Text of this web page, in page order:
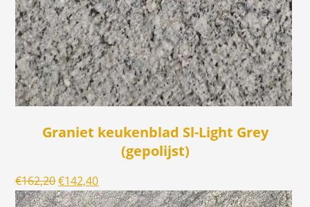
Graniet keukenblad Sl-Light Grey
(gepolijst)
€162,20Oorspronkelijke
prijs
€142,40Huidige
prijs